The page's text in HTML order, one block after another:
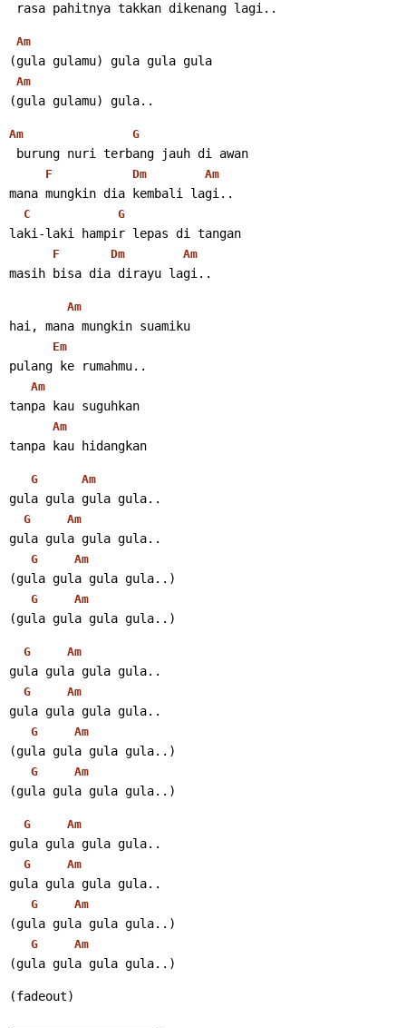
rasa pahitnya takkan dikenang lagi..
Am
(gula gulamu) gula gula gula
Am
(gula gulamu) gula..
Am G
burung nuri terbang jauh di awan
F Dm Am
mana mungkin dia kembali lagi..
C G
laki-laki hampir lepas di tangan
F Dm Am
masih bisa dia dirayu lagi..
Am
hai, mana mungkin suamiku
Em
pulang ke rumahmu..
Am
tanpa kau suguhkan
Am
tanpa kau hidangkan
G Am
gula gula gula gula..
G Am
gula gula gula gula..
G Am
(gula gula gula gula..)
G Am
(gula gula gula gula..)
G Am
gula gula gula gula..
G Am
gula gula gula gula..
G Am
(gula gula gula gula..)
G Am
(gula gula gula gula..)
G Am
gula gula gula gula..
G Am
gula gula gula gula..
G Am
(gula gula gula gula..)
G Am
(gula gula gula gula..)
(fadeout)